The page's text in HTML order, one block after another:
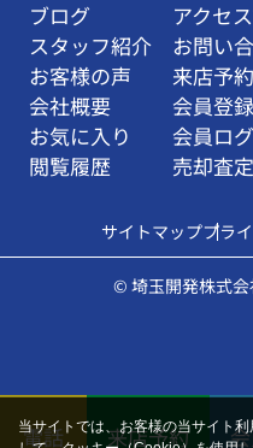
ブログ
スタッフ紹介
お客様の声
会社概要
お気に入り
閲覧履歴
アクセ
お問い
来店予約
会員登録
会員ロ
売却査定
サイトマッププラ
© 埼玉開発株式
電話 来店予約
当サイトでは、お客様の当サイト